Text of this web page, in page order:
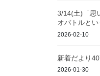
3/14(土)「思
オバトルと
2026-02-10
新着だより
2026-01-30